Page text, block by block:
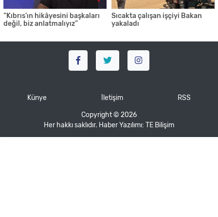
“Kıbrıs’ın hikâyesini başkaları
değil, biz anlatmalıyız”
Sıcakta çalışan işçiyi Bakan
yakaladı
Künye İletişim RSS
Copyright © 2026
Her hakkı saklıdır. Haber Yazılımı: TE Bilişim